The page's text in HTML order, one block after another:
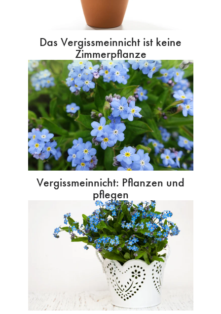
Das Vergissmeinnicht ist keine
Zimmerpflanze
Vergissmeinnicht: Pflanzen und
pflegen